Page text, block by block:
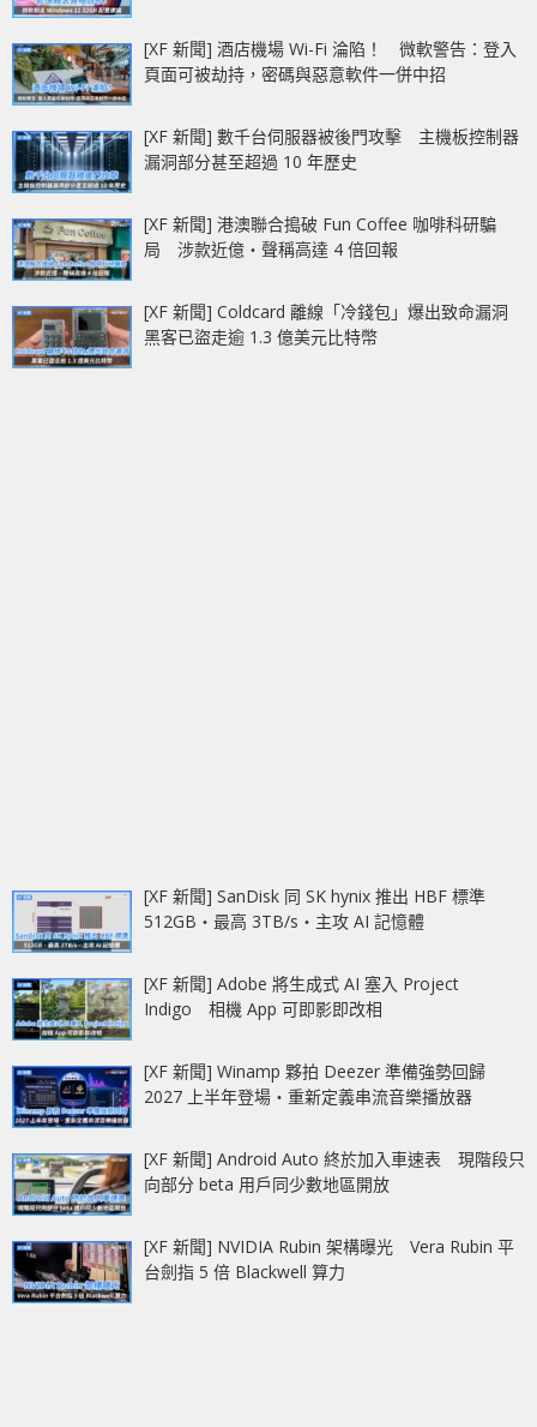
[XF 新聞] 酒店機場 Wi-Fi 淪陷！ 微軟警告：登入
頁面可被劫持，密碼與惡意軟件一併中招
[XF 新聞] 數千台伺服器被後門攻擊 主機板控制器
漏洞部分甚至超過 10 年歷史
[XF 新聞] 港澳聯合搗破 Fun Coffee 咖啡科研騙
局 涉款近億‧聲稱高達 4 倍回報
[XF 新聞] Coldcard 離線「冷錢包」爆出致命漏洞
黑客已盜走逾 1.3 億美元比特幣
[XF 新聞] SanDisk 同 SK hynix 推出 HBF 標準
512GB‧最高 3TB/s‧主攻 AI 記憶體
[XF 新聞] Adobe 將生成式 AI 塞入 Project
Indigo 相機 App 可即影即改相
[XF 新聞] Winamp 夥拍 Deezer 準備強勢回歸
2027 上半年登場‧重新定義串流音樂播放器
[XF 新聞] Android Auto 終於加入車速表 現階段只
向部分 beta 用戶同少數地區開放
[XF 新聞] NVIDIA Rubin 架構曝光 Vera Rubin 平
台劍指 5 倍 Blackwell 算力